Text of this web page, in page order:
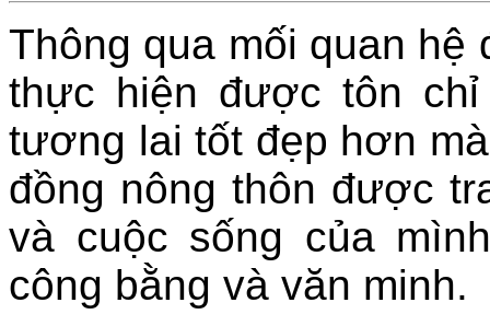
Thông qua mối quan hệ
thực hiện được tôn
tương lai tốt đẹp hơn
đồng nông thôn được
và cuộc sống của
công bằng và văn minh.